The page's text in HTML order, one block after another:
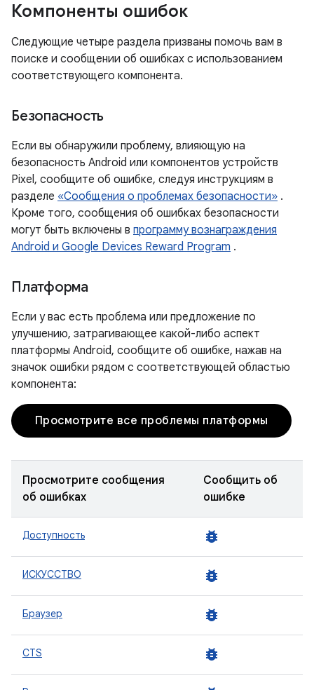
Компоненты ошибок
Следующие четыре раздела призваны помочь вам в
поиске и сообщении об ошибках с использованием
соответствующего компонента.
Безопасность
Если вы обнаружили проблему, влияющую на
безопасность Android или компонентов устройств
Pixel, сообщите об ошибке, следуя инструкциям в
разделе «Сообщения о проблемах безопасности» .
Кроме того, сообщения об ошибках безопасности
могут быть включены в программу вознаграждения
Android и Google Devices Reward Program .
Платформа
Если у вас есть проблема или предложение по
улучшению, затрагивающее какой-либо аспект
платформы Android, сообщите об ошибке, нажав на
значок ошибки рядом с соответствующей областью
компонента:
Просмотрите все проблемы платформы
Просмотрите сообщения
об ошибках
Сообщить об
ошибке
Доступность bug_report
ИСКУССТВО bug_report
Браузер bug_report
CTS bug_report